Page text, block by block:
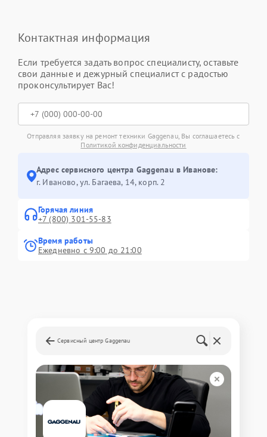
Контактная информация
Если требуется задать вопрос специалисту, оставьте
свои данные и дежурный специалист с радостью
проконсультирует Вас!
Отправляя заявку на ремонт техники Gaggenau, Вы соглашаетесь с
Политикой конфиденциальности
Адрес сервисного центра Gaggenau в Иванове:
г. Иваново, ул. Багаева, 14, корп. 2
Горячая линия
+7 (800) 301-55-83
Время работы
Ежедневно с 9:00 до 21:00
Сервисный центр Gaggenau